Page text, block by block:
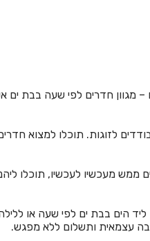
מגוון חדרים לפי שעה בבת ים
לזוגות. תוכלו למצוא
מעכשיו לעכשיו, תוכלו
ליד הים בבת ים לפי שעה או
עצמאית ותשלום ללא מפגש.